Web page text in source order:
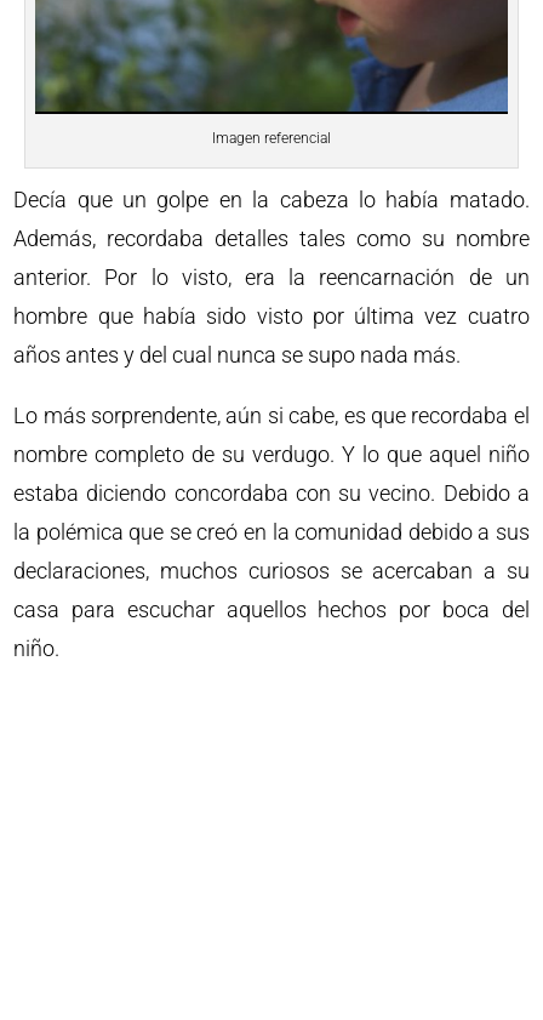
Imagen referencial
Decía que un golpe en la cabeza lo había matado.
Además, recordaba detalles tales como su nombre
anterior. Por lo visto, era la reencarnación de un
hombre que había sido visto por última vez cuatro
años antes y del cual nunca se supo nada más.
Lo más sorprendente, aún si cabe, es que recordaba el
nombre completo de su verdugo. Y lo que aquel niño
estaba diciendo concordaba con su vecino. Debido a
la polémica que se creó en la comunidad debido a sus
declaraciones, muchos curiosos se acercaban a su
casa para escuchar aquellos hechos por boca del
niño.